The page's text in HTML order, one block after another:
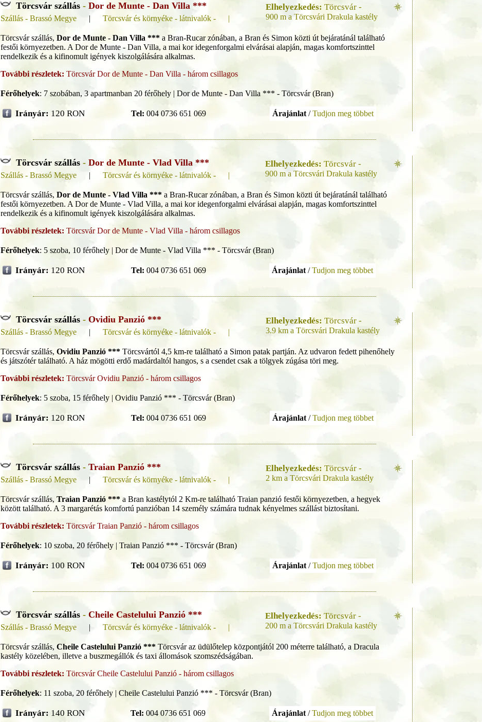
Törcsvár szállás - Dor de Munte - Dan Villa ***
Szállás - Brassó Megye | Törcsvár és környéke - látnivalók - |
Elhelyezkedés: Törcsvár -
900 m a Törcsvári Drakula kastély
Törcsvár szállás, Dor de Munte - Dan Villa *** a Bran-Rucar zónában, a Bran és Simon közti út bejáratánál található
festői környezetben. A Dor de Munte - Dan Villa, a mai kor idegenforgalmi elvárásai alapján, magas komfortszinttel
rendelkezik és a kifinomult igények kiszolgálására alkalmas.
További részletek: Törcsvár Dor de Munte - Dan Villa - három csillagos
Férőhelyek: 7 szobában, 3 apartmanban 20 férőhely | Dor de Munte - Dan Villa *** - Törcsvár (Bran)
Irányár: 120 RON Tel: 004 0736 651 069 Árajánlat /Tudjon meg többet
Törcsvár szállás - Dor de Munte - Vlad Villa ***
Szállás - Brassó Megye | Törcsvár és környéke - látnivalók - |
Elhelyezkedés: Törcsvár -
900 m a Törcsvári Drakula kastély
Törcsvár szállás, Dor de Munte - Vlad Villa *** a Bran-Rucar zónában, a Bran és Simon közti út bejáratánál található
festői környezetben. A Dor de Munte - Vlad Villa, a mai kor idegenforgalmi elvárásai alapján, magas komfortszinttel
rendelkezik és a kifinomult igények kiszolgálására alkalmas.
További részletek: Törcsvár Dor de Munte - Vlad Villa - három csillagos
Férőhelyek: 5 szoba, 10 férőhely | Dor de Munte - Vlad Villa *** - Törcsvár (Bran)
Irányár: 120 RON Tel: 004 0736 651 069 Árajánlat /Tudjon meg többet
Törcsvár szállás - Ovidiu Panzió ***
Szállás - Brassó Megye | Törcsvár és környéke - látnivalók - |
Elhelyezkedés: Törcsvár -
3.9 km a Törcsvári Drakula kastély
Törcsvár szállás, Ovidiu Panzió *** Törcsvártól 4,5 km-re található a Simon patak partján. Az udvaron fedett pihenőhely
és játszótér található. A ház mögötti erdő madárdaltól hangos, s a csendet csak a tölgyek zúgása töri meg.
További részletek: Törcsvár Ovidiu Panzió - három csillagos
Férőhelyek: 5 szoba, 15 férőhely | Ovidiu Panzió *** - Törcsvár (Bran)
Irányár: 120 RON Tel: 004 0736 651 069 Árajánlat /Tudjon meg többet
Törcsvár szállás - Traian Panzió ***
Szállás - Brassó Megye | Törcsvár és környéke - látnivalók - |
Elhelyezkedés: Törcsvár -
2 km a Törcsvári Drakula kastély
Törcsvár szállás, Traian Panzió *** a Bran kastélytól 2 Km-re található Traian panzió festői környezetben, a hegyek
között található. A 3 margarétás komfortú panzióban 14 személy számára tudnak kényelmes szállást biztosítani.
További részletek: Törcsvár Traian Panzió - három csillagos
Férőhelyek: 10 szoba, 20 férőhely | Traian Panzió *** - Törcsvár (Bran)
Irányár: 100 RON Tel: 004 0736 651 069 Árajánlat /Tudjon meg többet
Törcsvár szállás - Cheile Castelului Panzió ***
Szállás - Brassó Megye | Törcsvár és környéke - látnivalók - |
Elhelyezkedés: Törcsvár -
200 m a Törcsvári Drakula kastély
Törcsvár szállás, Cheile Castelului Panzió *** Törcsvár az üdülőtelep központjától 200 méterre található, a Dracula
kastély közelében, illetve a buszmegállók és taxi állomások szomszédságában.
További részletek: Törcsvár Cheile Castelului Panzió - három csillagos
Férőhelyek: 11 szoba, 20 férőhely | Cheile Castelului Panzió *** - Törcsvár (Bran)
Irányár: 140 RON Tel: 004 0736 651 069 Árajánlat /Tudjon meg többet